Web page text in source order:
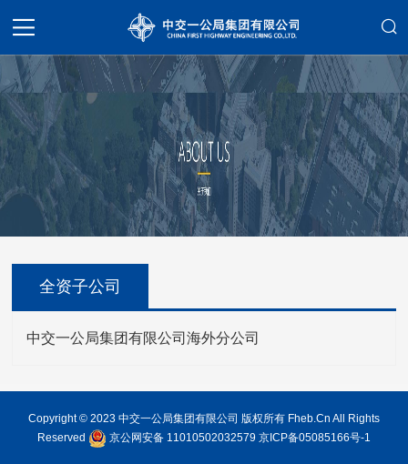
全资子公司
中交一公局集团有限公司海外分公司
Copyright © 2023 中交一公局集团有限公司 版权所有 Fheb.Cn All Rights
Reserved
京公网安备 11010502032579 京ICP备05085166号-1